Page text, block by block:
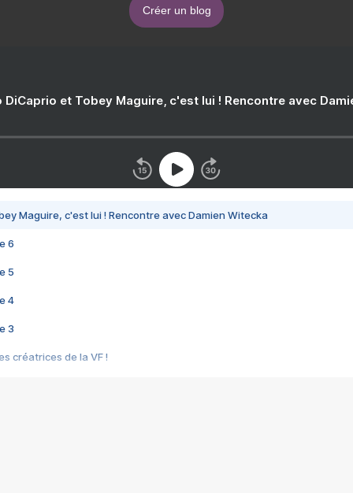
Créer un blog
DiCaprio et Tobey Maguire, c'est lui ! Rencontre avec
Maguire, c'est lui ! Rencontre avec Damien Witecka
6
5
4
3
créatrices de la VF !